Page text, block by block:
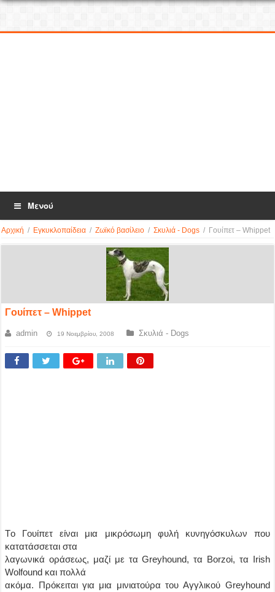
Μενού
Αρχική / Εγκυκλοπαίδεια / Ζωϊκό βασίλειο / Σκυλιά - Dogs / Γουίπετ – Whippet
Γουίπετ – Whippet
admin 19 Νοεμβρίου, 2008 Σκυλιά - Dogs
Tο Γουίπετ είναι μια μικρόσωμη φυλή κυνηγόσκυλων που
κατατάσσεται στα
λαγωνικά οράσεως, μαζί με τα Greyhound, τα Borzoi, τα Irish
Wolfound και πολλά
ακόμα. Πρόκειται για μια μινιατούρα του Aγγλικού Greyhound